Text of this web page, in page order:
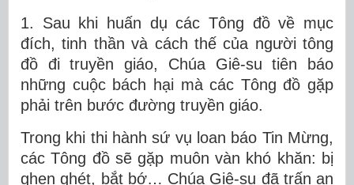
1. Sau khi huấn dụ các Tông đồ về mục
đích, tinh thần và cách thế của người tông
đồ đi truyền giáo, Chúa Giê-su tiên báo
những cuộc bách hại mà các Tông đồ gặp
phải trên bước đường truyền giáo.
Trong khi thi hành sứ vụ loan báo Tin Mừng,
các Tông đồ sẽ gặp muôn vàn khó khăn: bị
ghen ghét, bắt bớ… Chúa Giê-su đã trấn an